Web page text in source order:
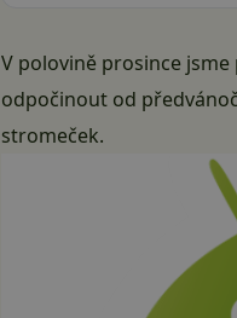
V polovině prosince
odpočinout od
stromeček.